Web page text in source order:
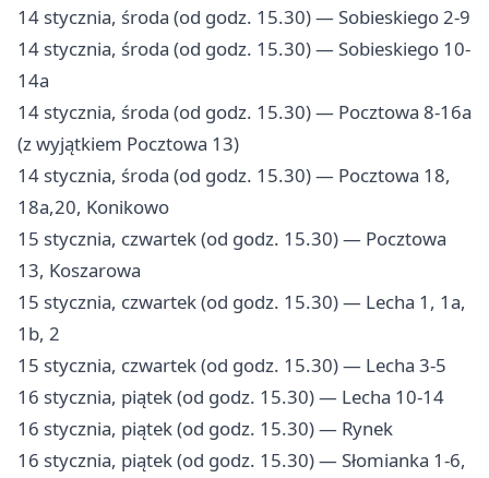
14 stycznia, środa (od godz. 15.30) — Sobieskiego 2-9
14 stycznia, środa (od godz. 15.30) — Sobieskiego 10-
14a
14 stycznia, środa (od godz. 15.30) — Pocztowa 8-16a
(z wyjątkiem Pocztowa 13)
14 stycznia, środa (od godz. 15.30) — Pocztowa 18,
18a,20, Konikowo
15 stycznia, czwartek (od godz. 15.30) — Pocztowa
13, Koszarowa
15 stycznia, czwartek (od godz. 15.30) — Lecha 1, 1a,
1b, 2
15 stycznia, czwartek (od godz. 15.30) — Lecha 3-5
16 stycznia, piątek (od godz. 15.30) — Lecha 10-14
16 stycznia, piątek (od godz. 15.30) — Rynek
16 stycznia, piątek (od godz. 15.30) — Słomianka 1-6,